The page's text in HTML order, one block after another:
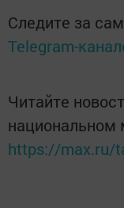
Следите за
Telegram-
Читайте
https://max.ru/